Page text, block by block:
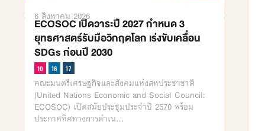
6 สิงหาคม 2026
ECOSOC เปิดวาระปี 2027 กำหนด 3
ยุทธศาสตร์รับมือวิกฤตโลก เร่งขับเคลื่อน
SDGs ก่อนปี 2030
คณะมนตรีเศรษฐกิจและสังคมแห่งสหประชาชาติ
(United Nations Economic and Social Council:
ECOSOC) เปิดสมัยประชุมประจำปี 2570 พร้อม
ประกาศทิศทางการดำเน…